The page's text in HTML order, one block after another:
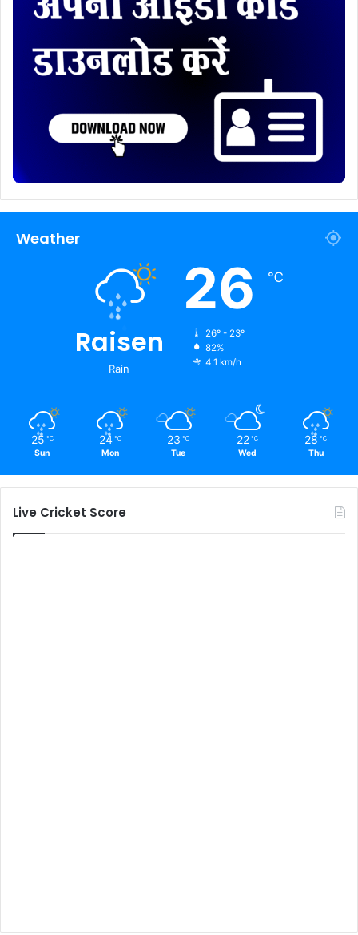
Weather
Raisen
Rain
26 ℃
26º - 23º
82%
4.1 km/h
25 ℃
Sun
24 ℃
Mon
23 ℃
Tue
22 ℃
Wed
28 ℃
Thu
Live Cricket Score